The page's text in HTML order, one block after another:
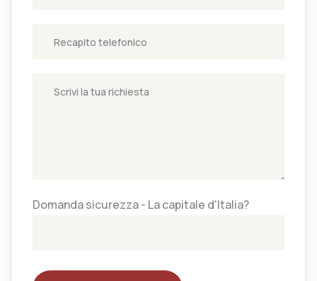
Domanda sicurezza - La capitale d'Italia?